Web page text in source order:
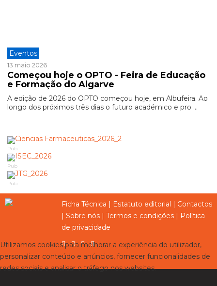
Eventos
13 maio 2026
Começou hoje o OPTO - Feira de Educação
e Formação do Algarve
A edição de 2026 do OPTO começou hoje, em Albufeira. Ao
longo dos próximos três dias o futuro académico e pro ...
Pub
Pub
Pub
Ficha Técnica | Estatuto editorial | Contactos
| Sobre nós | Termos e condições | Política
de privacidade
Utilizamos cookies para melhorar a experiência do utilizador,
personalizar conteúdo e anúncios, fornecer funcionalidades de
redes sociais e analisar o tráfego nos websites.